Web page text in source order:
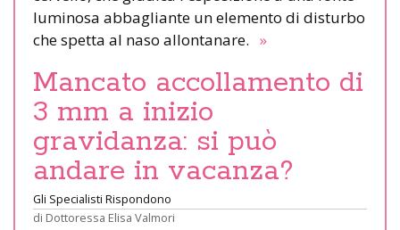
luminosa abbagliante un elemento di disturbo
che spetta al naso allontanare. »
Mancato accollamento di
3 mm a inizio
gravidanza: si può
andare in vacanza?
Gli Specialisti Rispondono
di Dottoressa Elisa Valmori